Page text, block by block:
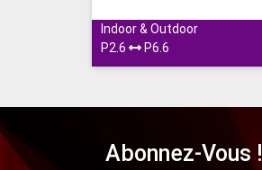
Indoor & Outdoor
P2.6
P6.6
Abonnez-Vous !